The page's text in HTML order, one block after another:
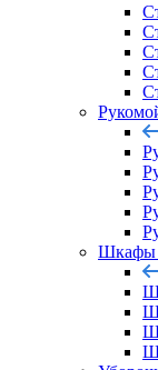
Шкафы